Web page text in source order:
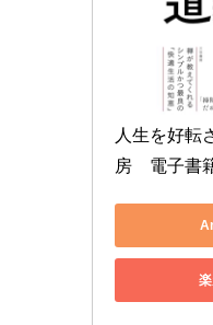
人生を好転
房　電子書